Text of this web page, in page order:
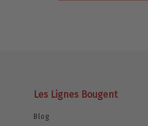
Les Lignes Bougent
Blog